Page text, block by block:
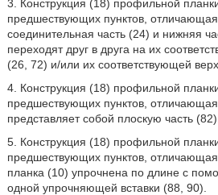
3. Конструкция (18) профильной
предшествующих пунктов,
соединительная часть (24) и нижняя
переходят друг в друга на их
(26, 72) и/или их соответствующей
4. Конструкция (18) профильной
предшествующих пунктов,
представляет собой плоскую часть (82).
5. Конструкция (18) профильной
предшествующих пунктов,
планка (10) упрочнена по длине с
одной упрочняющей вставки (88, 90).